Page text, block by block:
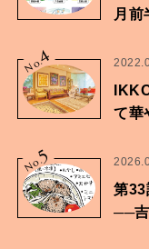
月前
No.
4
て華
No.
5
第
──吉